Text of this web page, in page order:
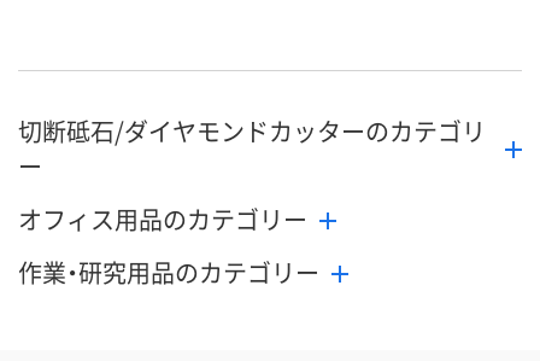
お届け日 8月27日（木）まで 8月27日（木）まで 8月27日（木）
数量 数量 数量
切断砥石/ダイヤモンドカッターのカテゴリ
ー
オフィス用品のカテゴリー
作業・研究用品のカテゴリー